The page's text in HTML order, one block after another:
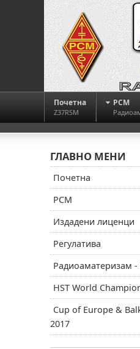
Почетна
Z37RSM
РСМ
ГЛАВНО МЕНИ
Почетна
РСМ
Издадени лиценци
Регулатива
Радиоаматеризам
HST World
Cup of Europe &
2017